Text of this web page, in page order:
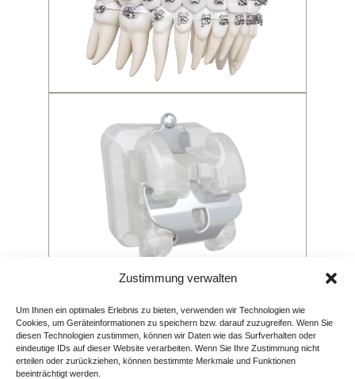
Zustimmung verwalten
Um Ihnen ein optimales Erlebnis zu bieten, verwenden wir Technologien wie
Cookies, um Geräteinformationen zu speichern bzw. darauf zuzugreifen. Wenn Sie
diesen Technologien zustimmen, können wir Daten wie das Surfverhalten oder
eindeutige IDs auf dieser Website verarbeiten. Wenn Sie Ihre Zustimmung nicht
erteilen oder zurückziehen, können bestimmte Merkmale und Funktionen
beeinträchtigt werden.